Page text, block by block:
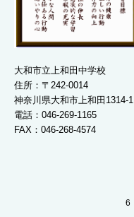
大和市立上和田中学校
住所：〒242-0014
神奈川県大和市上和田1314-1
電話：046-269-1165
FAX：046-268-4574
6